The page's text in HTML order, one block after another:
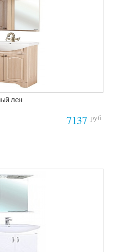
лен
7137 руб